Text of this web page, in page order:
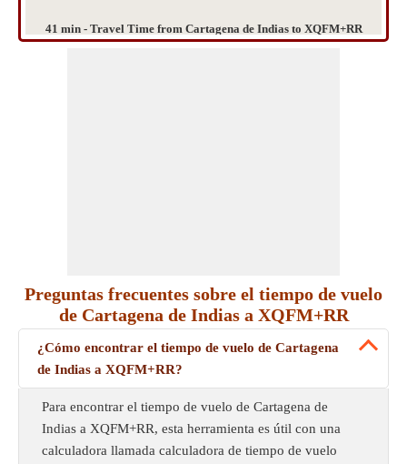
41 min - Travel Time from Cartagena de Indias to XQFM+RR
Preguntas frecuentes sobre el tiempo de vuelo
de Cartagena de Indias a XQFM+RR
¿Cómo encontrar el tiempo de vuelo de Cartagena
de Indias a XQFM+RR?
Para encontrar el tiempo de vuelo de Cartagena de
Indias a XQFM+RR, esta herramienta es útil con una
calculadora llamada calculadora de tiempo de vuelo